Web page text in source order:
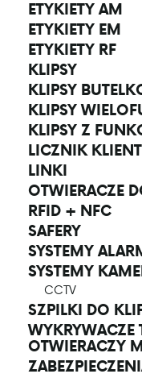
ETYKIETY AM
ETYKIETY EM
ETYKIETY RF
KLIPSY
KLIPSY
KLIPSY
KLIPSY Z
LICZNIK
LINKI
OTWIERACZE
RFID + NFC
SAFERY
SYSTEMY
SYSTEMY
CCTV
SZPILKI DO
OTWIERACZY